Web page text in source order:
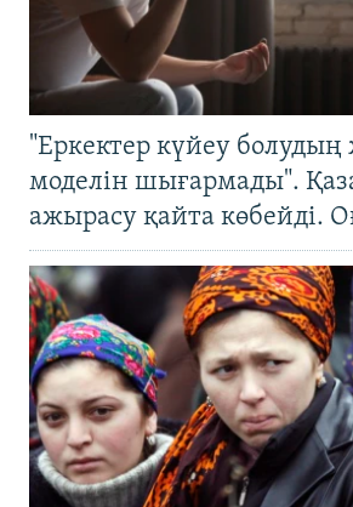
"Еркектер күйеу болудың
моделін шығармады".
ажырасу қайта көбейді.